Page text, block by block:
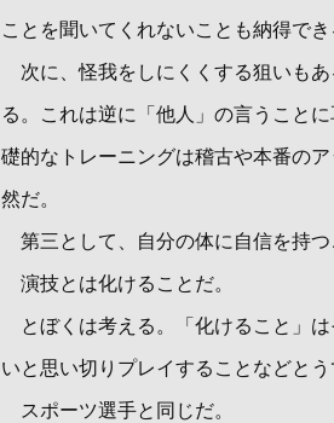
ことを聞いてくれないことも納得でき
次に、怪我をしにくくする狙いも
る。これは逆に「他人」の言うこと
礎的なトレーニングは稽古や本番の
然だ。
第三として、自分の体に自信を持つ
演技とは化けることだ。
とぼくは考える。「化けること」
いと思い切りプレイすることなどとう
スポーツ選手と同じだ。